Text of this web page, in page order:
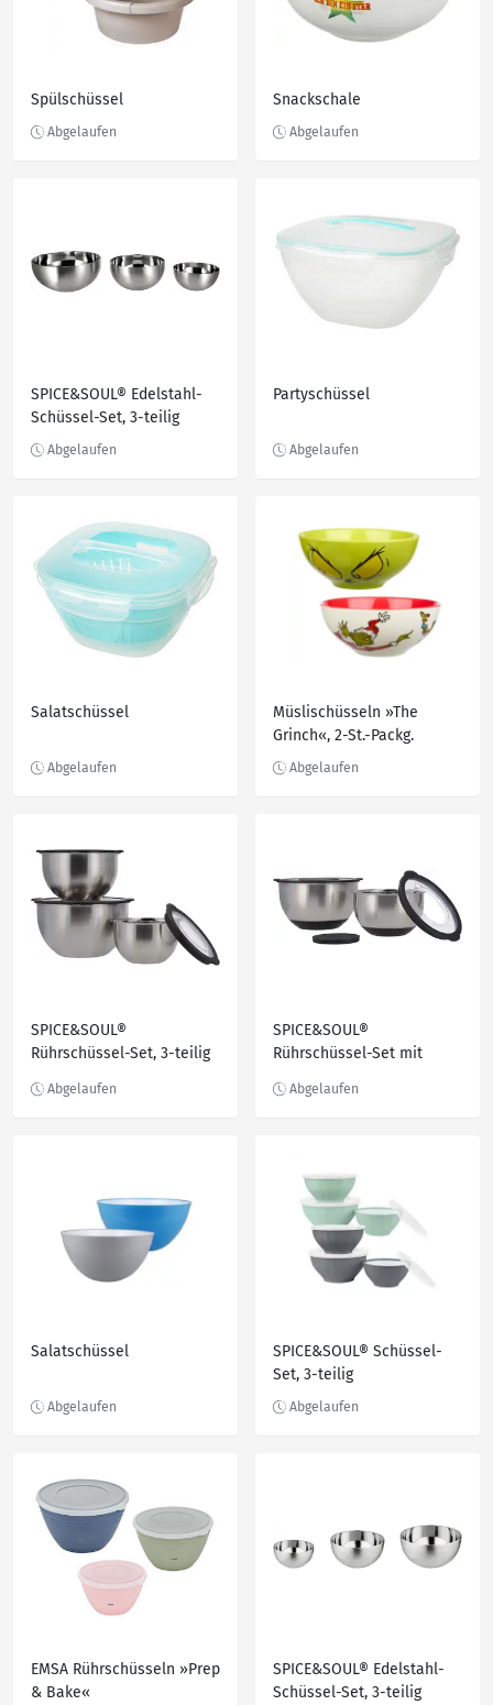
Spülschüssel Snackschale
SPICE&SOUL® Edelstahl-
Schüssel-Set, 3-teilig
Partyschüssel
Salatschüssel
Müslischüsseln »The
Grinch«, 2-St.-Packg.
SPICE&SOUL®
Rührschüssel-Set, 3-teilig
SPICE&SOUL®
Rührschüssel-Set mit
teilig
Salatschüssel
SPICE&SOUL® Schüssel-
Set, 3-teilig
EMSA Rührschüsseln »Prep
& Bake«
SPICE&SOUL® Edelstahl-
Schüssel-Set, 3-teilig